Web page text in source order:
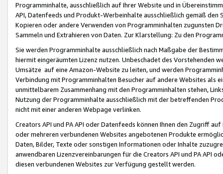
Programminhalte, ausschließlich auf Ihrer Website und in
API, Datenfeeds und Produkt-Werbeinhalte ausschließlich gemäß
Kopieren oder andere Verwenden von Programminhalten zugunsten
Sammeln und Extrahieren von Daten. Zur Klarstellung: Zu den
Sie werden Programminhalte ausschließlich nach Maßgabe der
hiermit eingeräumten Lizenz nutzen. Unbeschadet des Vorstehenden
Umsätze auf eine Amazon-Website zu leiten, und werden
Verbindung mit Programminhalten Besucher auf andere Websites als
unmittelbarem Zusammenhang mit den Programminhalten stehen,
Nutzung der Programminhalte ausschließlich mit der betreffenden
nicht mit einer anderen Webpage verlinken.
Creators API und PA API oder Datenfeeds können Ihnen den Zugriff
oder mehreren verbundenen Websites angebotenen Produkte
Daten, Bilder, Texte oder sonstigen Informationen oder Inhalte
anwendbaren Lizenzvereinbarungen für die Creators API und PA API
diesen verbundenen Websites zur Verfügung gestellt werden.